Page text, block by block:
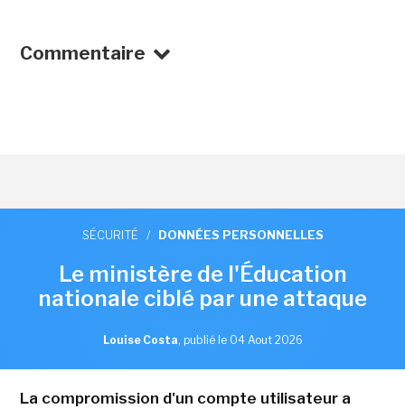
Commentaire
SÉCURITÉ / DONNÉES PERSONNELLES
Le ministère de l'Éducation
nationale ciblé par une attaque
Louise Costa, publié le 04 Aout 2026
La compromission d'un compte utilisateur a